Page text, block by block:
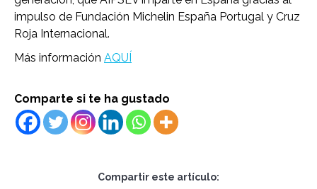
impulso de Fundación Michelin España Portugal y Cruz
Roja Internacional.
Más información AQUÍ
Comparte si te ha gustado
Compartir este artículo: